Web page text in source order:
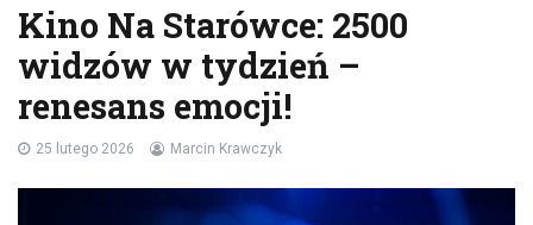
Kino Na Starówce: 2500
widzów w tydzień –
renesans emocji!
25 lutego 2026 Marcin Krawczyk